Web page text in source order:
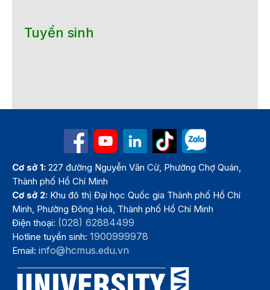
Tuyển sinh
Cơ sở 1: 227 đường Nguyễn Văn Cừ, Phường Chợ Quán,
Thành phố Hồ Chí Minh
Cơ sở 2: Khu đô thị Đại học Quốc gia Thành phố Hồ Chí
Minh, Phường Đông Hoà, Thành phố Hồ Chí Minh
Điện thoại: (028) 62884499
Hotline tuyển sinh:1900999978
Email:info@hcmus.edu.vn